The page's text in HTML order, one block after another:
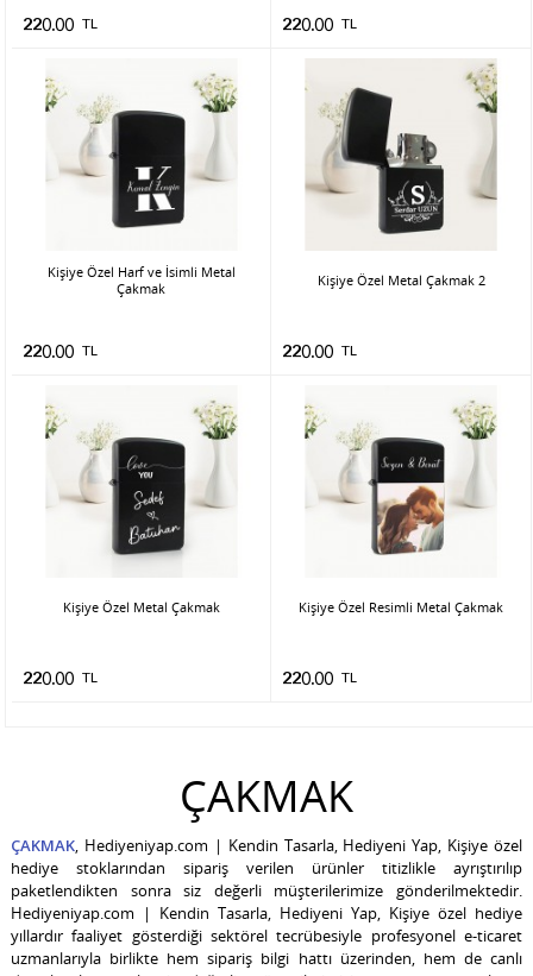
220.00 TL 220.00 TL
Kişiye Özel Harf ve İsimli Metal
Çakmak
220.00 TL
Kişiye Özel Metal Çakmak 2
220.00 TL
Kişiye Özel Metal Çakmak
220.00 TL
Kişiye Özel Resimli Metal Çakmak
220.00 TL
ÇAKMAK
ÇAKMAK, Hediyeniyap.com | Kendin Tasarla, Hediyeni Yap, Kişiye özel
hediye stoklarından sipariş verilen ürünler titizlikle ayrıştırılıp
paketlendikten sonra siz değerli müşterilerimize gönderilmektedir.
Hediyeniyap.com | Kendin Tasarla, Hediyeni Yap, Kişiye özel hediye
yıllardır faaliyet gösterdiği sektörel tecrübesiyle profesyonel e-ticaret
uzmanlarıyla birlikte hem sipariş bilgi hattı üzerinden, hem de canlı